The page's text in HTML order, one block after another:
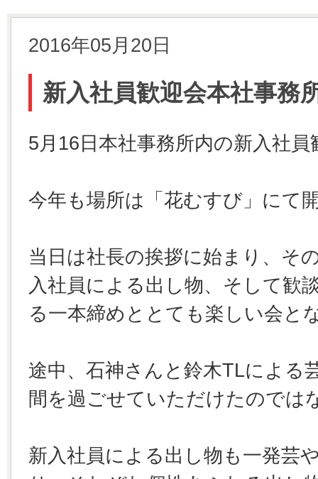
2016年05月20日
新入社員歓迎会本社事務
5月16日本社事務所内の新入社
今年も場所は「花むすび」にて
当日は社長の挨拶に始まり、そ
入社員による出し物、そして歓
る一本締めととても楽しい会と
途中、石神さんと鈴木TLによる
間を過ごせていただけたのでは
新入社員による出し物も一発芸